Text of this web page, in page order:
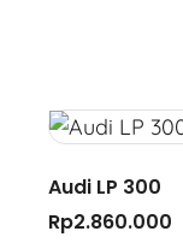
Audi LP 300
Rp2.860.000